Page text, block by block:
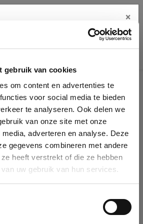
gebruik van cookies
om content en advertenties te
voor social media te bieden
te analyseren. Ook delen we
van onze site met onze
adverteren en analyse. Deze
gegevens combineren met andere
heeft verstrekt of die ze hebben
uw gebruik van hun services.
company details
company in our database, you can create
the button below.
×
pour reporter cette erreur à votre